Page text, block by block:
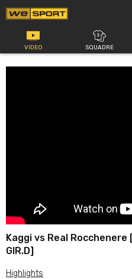
Vai
al
contenuto
VIDEO SQUADRE
Kaggi vs Real Rocchenere
GIR.D]
Highlights